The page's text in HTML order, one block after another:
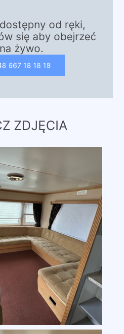
od ręki,
się aby obejrzeć
żywo.
667 18 18 18
ZDJĘCIA